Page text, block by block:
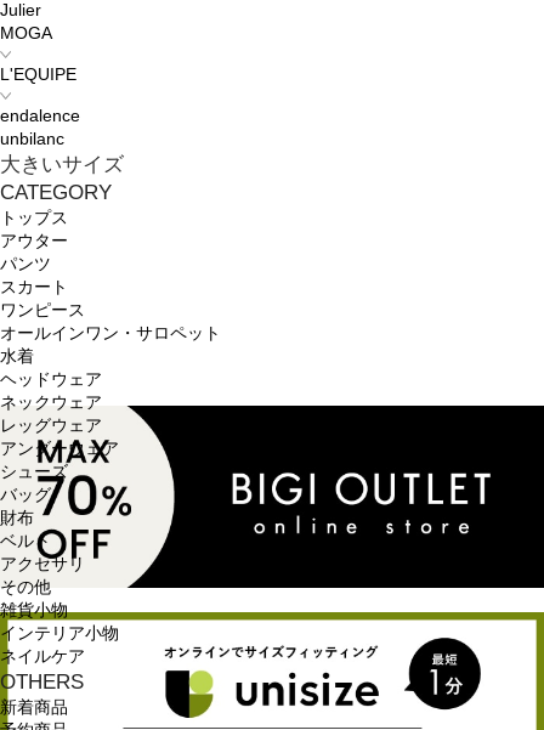
Julier
MOGA
L'EQUIPE
endalence
unbilanc
大きいサイズ
CATEGORY
トップス
アウター
パンツ
スカート
ワンピース
オールインワン・サロペット
水着
ヘッドウェア
ネックウェア
レッグウェア
アンダーウェア
シューズ
バッグ
財布
ベルト
アクセサリ
その他
雑貨小物
インテリア小物
ネイルケア
OTHERS
新着商品